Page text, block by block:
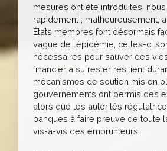
mesures ont été introduites,
rapidement ; malheureusement,
États membres font désormais
vague de l’épidémie, celles-ci
nécessaires pour sauver des
financier a su rester résilient
mécanismes de soutien mis en
gouvernements ont permis des
alors que les autorités
banques à faire preuve de toute
vis-à-vis des emprunteurs.